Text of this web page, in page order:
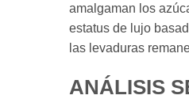
amalgaman los
estatus de lujo
las levaduras
ANÁLISIS